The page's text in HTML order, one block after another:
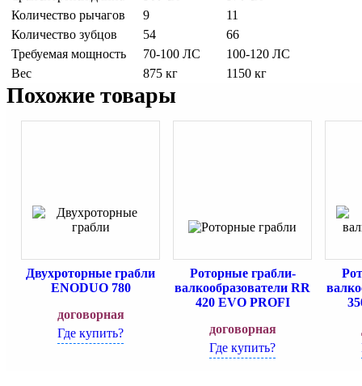
Количество рычагов
9
11
Количество зубцов
54
66
Требуемая мощность
70-100 ЛС
100-120 ЛС
Вес
875 кг 1150 кг
Похожие товары
Двухроторные грабли
ENODUO 780
договорная
Где купить?
Роторные грабли-
валкообразователи RR
420 EVO PROFI
договорная
Где купить?